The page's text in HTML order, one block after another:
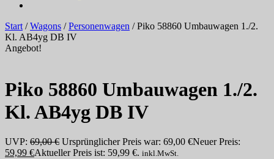
Start/Wagons /Personenwagen / Piko 58860 Umbauwagen 1./2.
Kl. AB4yg DB IV
Angebot!
Piko 58860 Umbauwagen 1./2.
Kl. AB4yg DB IV
UVP: 69,00€ Ursprünglicher Preis war: 69,00 €Neuer Preis:
59,99 €Aktueller Preis ist: 59,99 €. inkl.MwSt.